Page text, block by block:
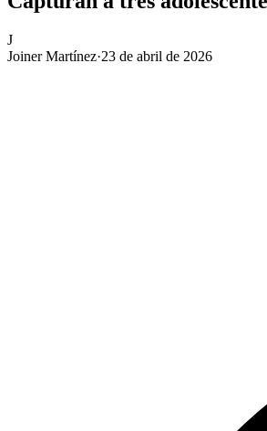
J
Joiner Martínez·23 de abril de 2026